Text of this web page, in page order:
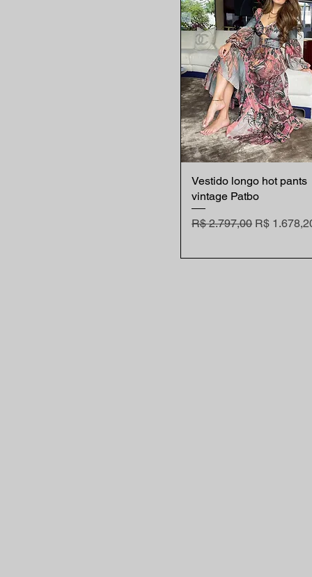
Visualização rápida
Vestido longo hot pants
vintage Patbo
Preço normal
R$ 2.797,00 Preço
R$